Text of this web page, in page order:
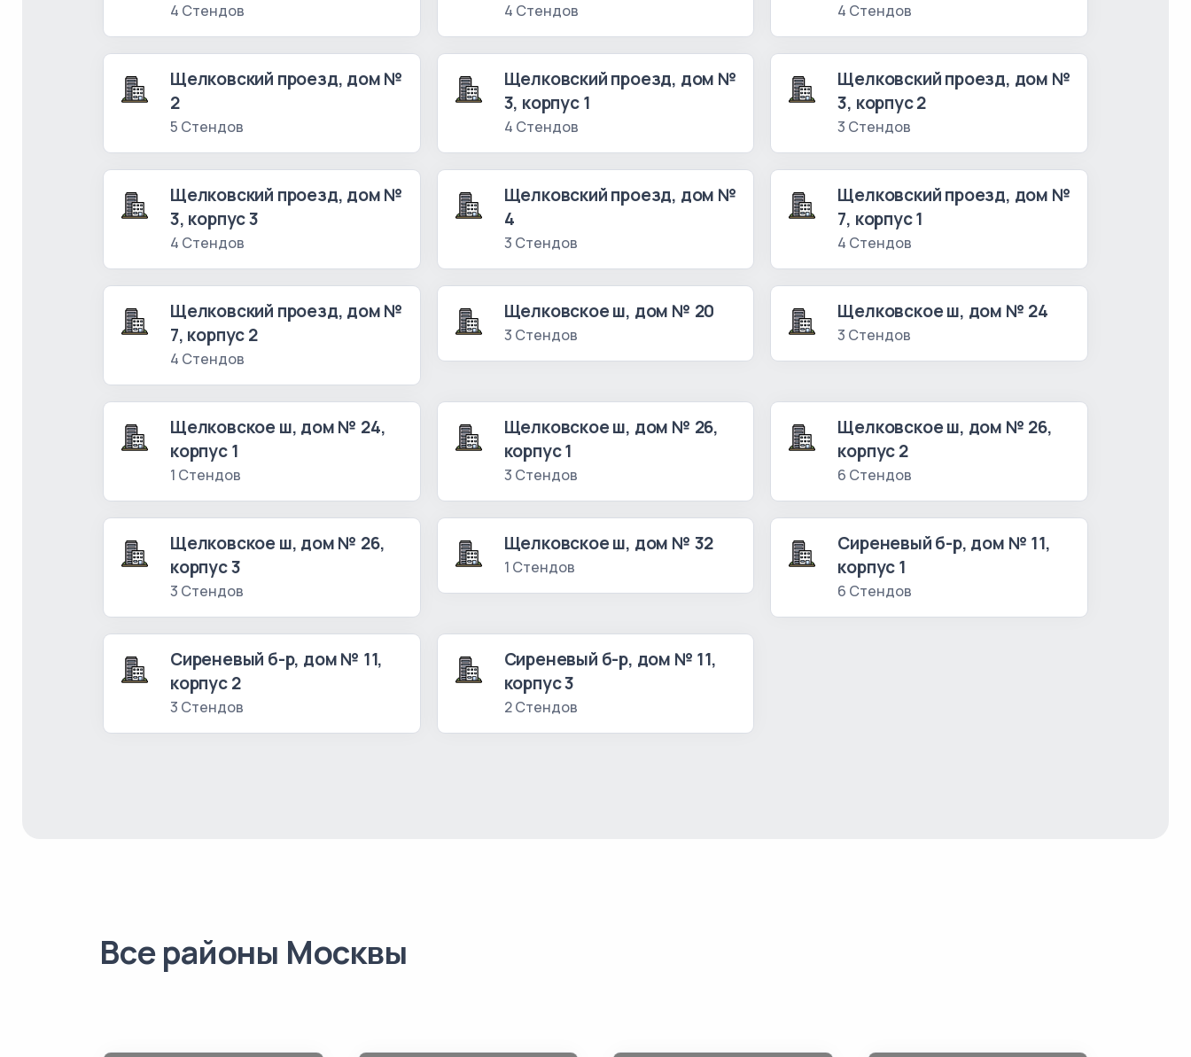
4 Стендов 4 Стендов 4 Стендов
Щелковский проезд, дом №
2
5 Стендов
Щелковский проезд, дом №
3, корпус 1
4 Стендов
Щелковский проезд, дом №
3, корпус 2
3 Стендов
Щелковский проезд, дом №
3, корпус 3
4 Стендов
Щелковский проезд, дом №
4
3 Стендов
Щелковский проезд, дом №
7, корпус 1
4 Стендов
Щелковский проезд, дом №
7, корпус 2
4 Стендов
Щелковское ш, дом № 20
3 Стендов
Щелковское ш, дом № 24
3 Стендов
Щелковское ш, дом № 24,
корпус 1
1 Стендов
Щелковское ш, дом № 26,
корпус 1
3 Стендов
Щелковское ш, дом № 26,
корпус 2
6 Стендов
Щелковское ш, дом № 26,
корпус 3
3 Стендов
Щелковское ш, дом № 32
1 Стендов
Сиреневый б-р, дом № 11,
корпус 1
6 Стендов
Сиреневый б-р, дом № 11,
корпус 2
3 Стендов
Сиреневый б-р, дом № 11,
корпус 3
2 Стендов
Все районы Москвы